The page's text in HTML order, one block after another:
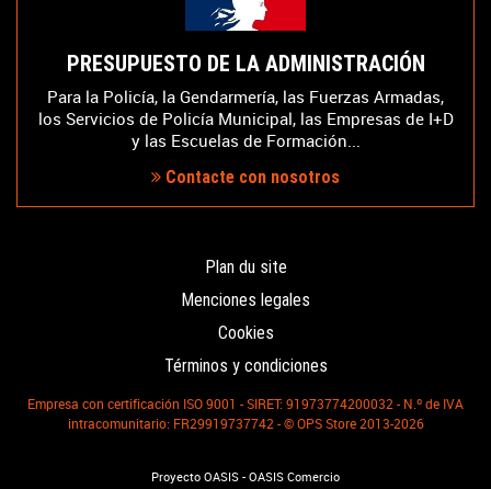
PRESUPUESTO DE LA ADMINISTRACIÓN
Para la Policía, la Gendarmería, las Fuerzas Armadas,
los Servicios de Policía Municipal, las Empresas de I+D
y las Escuelas de Formación...
Contacte con nosotros
Plan du site
Menciones legales
Cookies
Términos y condiciones
Empresa con certificación ISO 9001 - SIRET: 91973774200032 - N.º de IVA
intracomunitario: FR29919737742 - © OPS Store 2013-2026
Proyecto OASIS - OASIS Comercio